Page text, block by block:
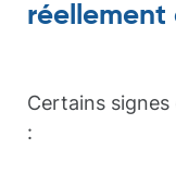
réellement
Certains
: